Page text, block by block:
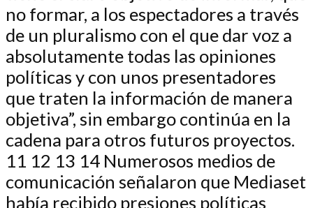
no formar, a los espectadores a través
de un pluralismo con el que dar voz a
absolutamente todas las opiniones
políticas y con unos presentadores
que traten la información de manera
objetiva”, sin embargo continúa en la
cadena para otros futuros proyectos.
11 12 13 14 Numerosos medios de
comunicación señalaron que Mediaset
había recibido presiones políticas